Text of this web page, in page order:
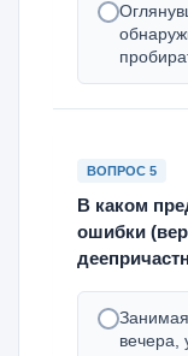
ВОПРОС 5
В каком
ошибки
вечера,